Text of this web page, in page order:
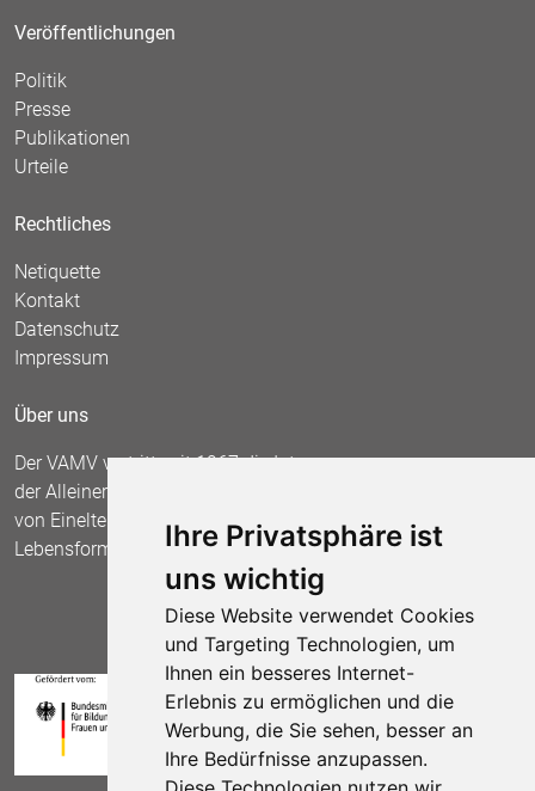
Ihre Privatsphäre ist
uns wichtig
Diese Website verwendet Cookies
und Targeting Technologien, um
Ihnen ein besseres Internet-
Erlebnis zu ermöglichen und die
Werbung, die Sie sehen, besser an
Ihre Bedürfnisse anzupassen.
Veröffentlichungen
Politik
Presse
Publikationen
Urteile
Rechtliches
Netiquette
Kontakt
Datenschutz
Impressum
Über uns
Der VAMV vertritt seit 1967 die Interessen
der Alleinerziehenden und fordert die Anerkennung
von Einelternfamilien als gleichberechtigte
Lebensform.